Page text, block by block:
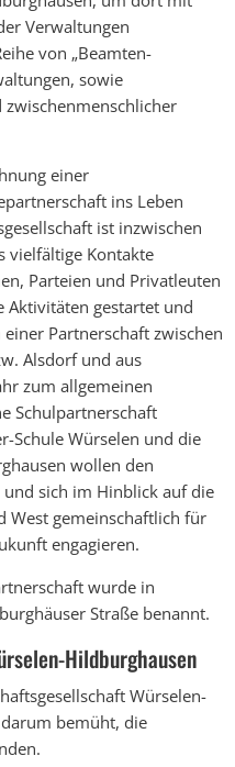
Verwaltungen
von „Beamten-
sowie
einer
ins Leben
ist inzwischen
vielfältige Kontakte
Parteien und Privatleuten
Aktivitäten gestartet und
Partnerschaft zwischen
Alsdorf und aus
zum allgemeinen
Schulpartnerschaft
Schule Würselen und die
wollen den
sich im Hinblick auf die
West gemeinschaftlich für
engagieren.
wurde in
Straße benannt.
Hildburghausen
Würselen-
bemüht, die